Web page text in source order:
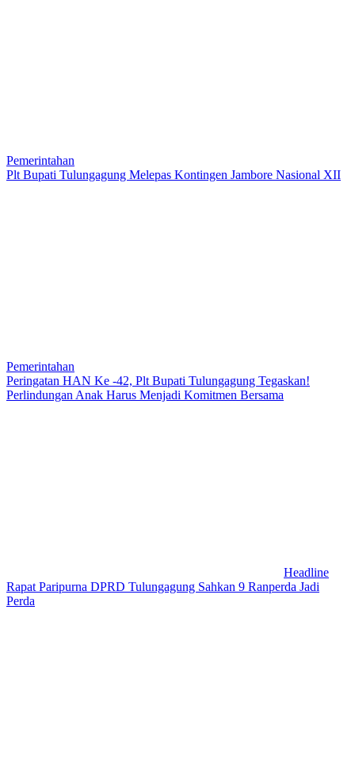
Pemerintahan
Plt Bupati Tulungagung Melepas Kontingen Jambore Nasional XII
Pemerintahan
Peringatan HAN Ke -42, Plt Bupati Tulungagung Tegaskan!
Perlindungan Anak Harus Menjadi Komitmen Bersama
Headline
Rapat Paripurna DPRD Tulungagung Sahkan 9 Ranperda Jadi
Perda